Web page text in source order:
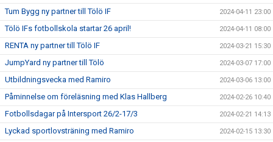
Tum Bygg ny partner till Tölö IF 2024-04-11 23:00
Tölö IFs fotbollskola startar 26 april! 2024-04-11 08:00
RENTA ny partner till Tölö IF 2024-03-21 15:30
JumpYard ny partner till Tölö 2024-03-07 17:00
Utbildningsvecka med Ramiro 2024-03-06 13:00
Påminnelse om föreläsning med Klas Hallberg 2024-02-26 10:40
Fotbollsdagar på Intersport 26/2-17/3 2024-02-21 14:13
Lyckad sportlovsträning med Ramiro 2024-02-15 13:30